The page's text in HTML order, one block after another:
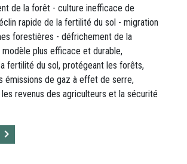
de la forêt - culture inefficace de
rapide de la fertilité du sol - migration
forestières - défrichement de la
modèle plus efficace et durable,
fertilité du sol, protégeant les forêts,
émissions de gaz à effet de serre,
revenus des agriculteurs et la sécurité